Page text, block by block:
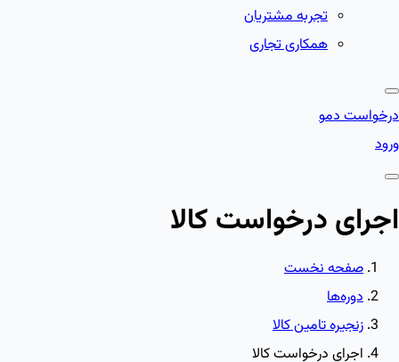
تجربه مشتریان
همکاری تجاری
درخواست دمو
ورود
اجرای درخواست کالا
صفحه نخست
دوره‌ها
زنجیره تامین کالا
اجرای درخواست کالا